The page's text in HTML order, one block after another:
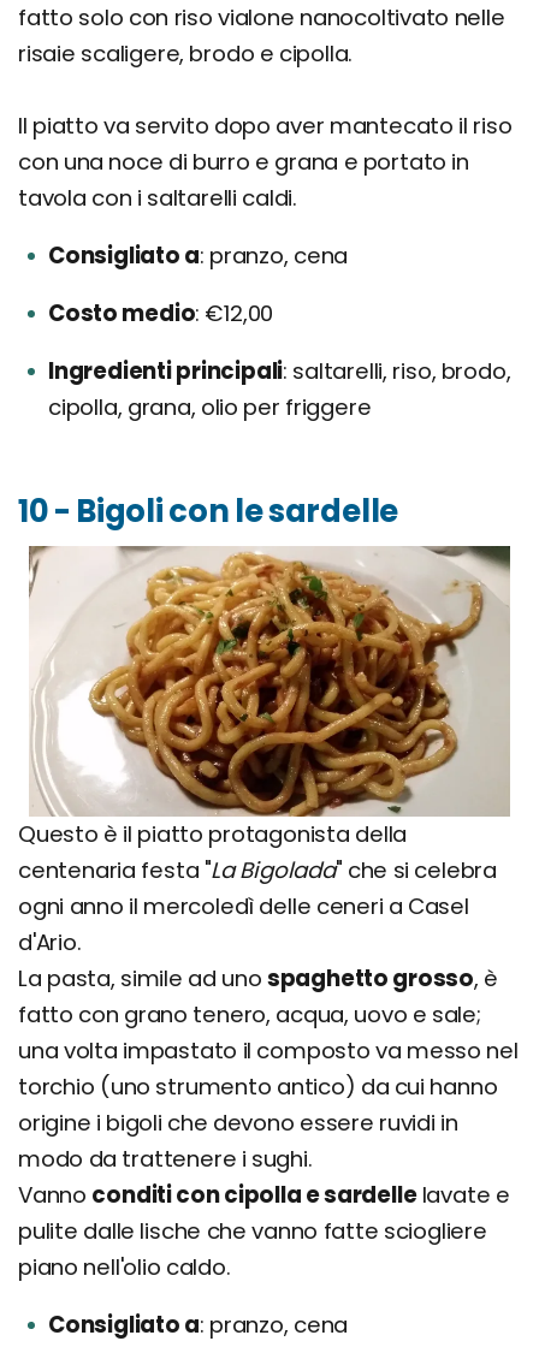
fatto solo con riso vialone nanocoltivato nelle
risaie scaligere, brodo e cipolla.
Il piatto va servito dopo aver mantecato il riso
con una noce di burro e grana e portato in
tavola con i saltarelli caldi.
Consigliato a pranzo, cena
Costo medio €12,00
Ingredienti principali saltarelli, riso, brodo,
cipolla, grana, olio per friggere
10 - Bigoli con le sardelle
Questo è il piatto protagonista della
centenaria festa "La Bigolada" che si celebra
ogni anno il mercoledì delle ceneri a Casel
d'Ario.
La pasta, simile ad uno spaghetto grosso, è
fatto con grano tenero, acqua, uovo e sale;
una volta impastato il composto va messo nel
torchio (uno strumento antico) da cui hanno
origine i bigoli che devono essere ruvidi in
modo da trattenere i sughi.
Vanno conditi con cipolla e sardellelavate e
pulite dalle lische che vanno fatte sciogliere
piano nell'olio caldo.
Consigliato a pranzo, cena